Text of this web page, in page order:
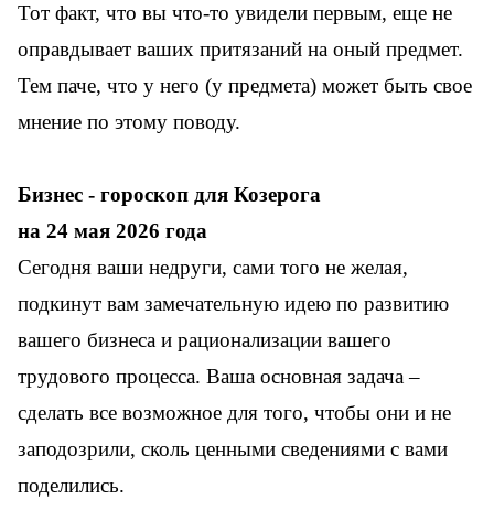
Тот факт, что вы что-то увидели первым, еще не
оправдывает ваших притязаний на оный предмет.
Тем паче, что у него (у предмета) может быть свое
мнение по этому поводу.
Бизнес - гороскоп для Козерога
на 24 мая 2026 года
Сегодня ваши недруги, сами того не желая,
подкинут вам замечательную идею по развитию
вашего бизнеса и рационализации вашего
трудового процесса. Ваша основная задача –
сделать все возможное для того, чтобы они и не
заподозрили, сколь ценными сведениями с вами
поделились.